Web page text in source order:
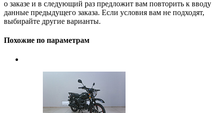
о заказе и в следующий раз предложит вам повторить к вводу
данные предыдущего заказа. Если условия вам не подходят,
выбирайте другие варианты.
Похожие по параметрам